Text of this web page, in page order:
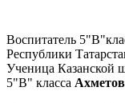
Воспитатель
Республики
Ученица Казанской
5"В" класса